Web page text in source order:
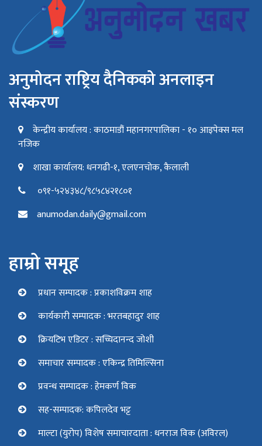
अनुमोदन राष्ट्रिय दैनिकको अनलाइन
संस्करण
केन्द्रीय कार्यालय : काठमाडौं महानगरपालिका - १० आइपेक्स मल
नजिक
शाखा कार्यालय: धनगढी-१, एलएनचोक, कैलाली
०९१-५२४३४८/९८५८४२१८०१
anumodan.daily@gmail.com
हाम्रो समूह
प्रधान सम्पादक : प्रकाशविक्रम शाह
कार्यकारी सम्पादक : भरतबहादुर शाह
क्रियटिभ एडिटर : सच्चिदानन्द जोशी
समाचार सम्पादक : एकिन्द्र तिमिल्सिना
प्रवन्ध सम्पादक : हेमकर्ण विक
सह-सम्पादक: कपिलदेव भट्ट
माल्टा (युरोप) विशेष समाचारदाता : धनराज विक (अविरल)